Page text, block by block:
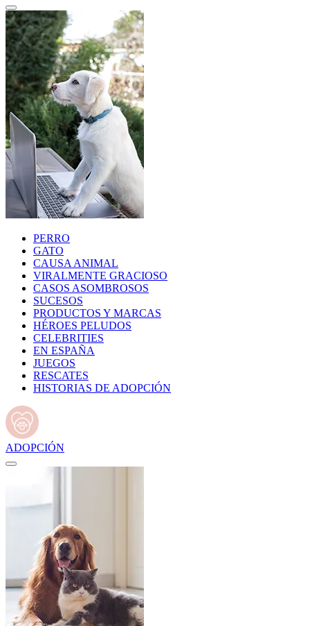
PERRO
GATO
CAUSA ANIMAL
VIRALMENTE GRACIOSO
CASOS ASOMBROSOS
SUCESOS
PRODUCTOS Y MARCAS
HÉROES PELUDOS
CELEBRITIES
EN ESPAÑA
JUEGOS
RESCATES
HISTORIAS DE ADOPCIÓN
ADOPCIÓN